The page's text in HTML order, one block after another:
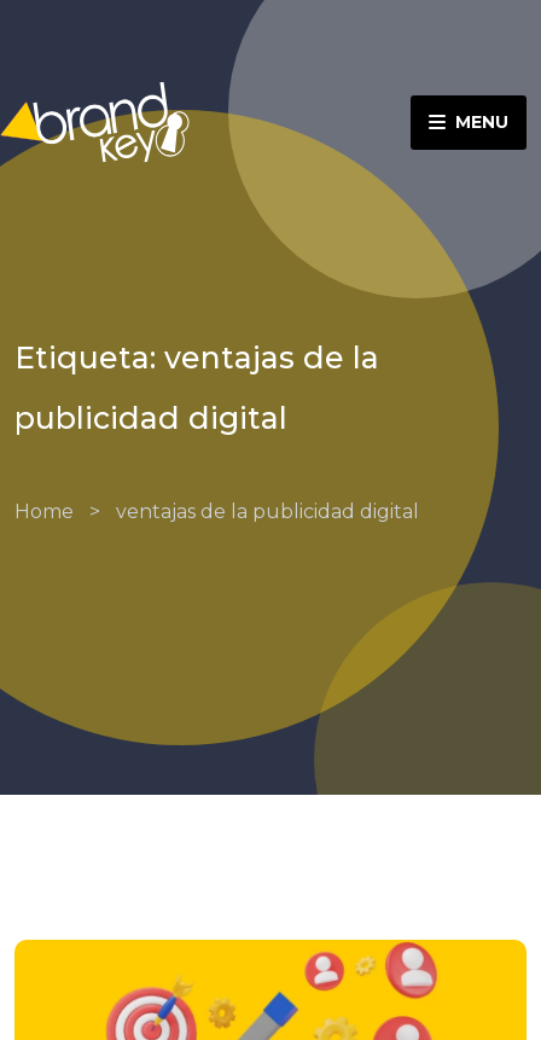
MENU
Etiqueta: ventajas de la
publicidad digital
Home > ventajas de la publicidad digital